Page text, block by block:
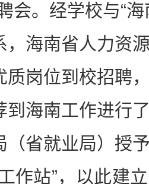
会。经学校与“
，海南省人力资
质岗位到校招聘
到海南工作进行
（省就业局）授
作站”，以此建